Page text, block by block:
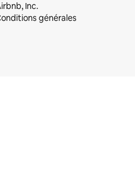
Inc.
générales